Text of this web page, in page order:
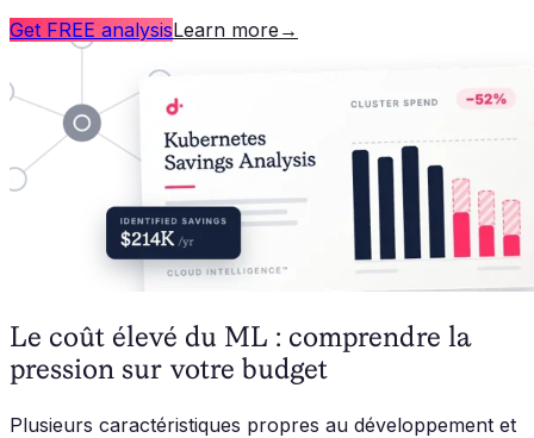
Get FREE analysisLearn more →
Le coût élevé du ML : comprendre la
pression sur votre budget
Plusieurs caractéristiques propres au développement et